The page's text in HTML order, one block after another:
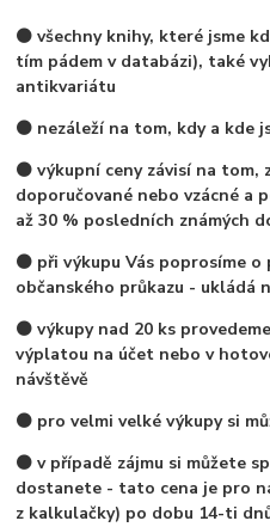
⚫ všechny knihy, které jsme
tím pádem v databázi), také
antikvariátu
⚫ nezáleží na tom, kdy a kde
⚫ výkupní ceny závisí na tom,
doporučované nebo vzácné a
až 30 % posledních známých
⚫ při výkupu Vás poprosíme
občanského průkazu - ukládá
⚫ výkupy nad 20 ks
výplatou na účet nebo v
návštěvě
⚫ pro velmi velké výkupy si
⚫ v případě zájmu si můžete
dostanete - tato cena je pro
z kalkulačky) po dobu 14-ti